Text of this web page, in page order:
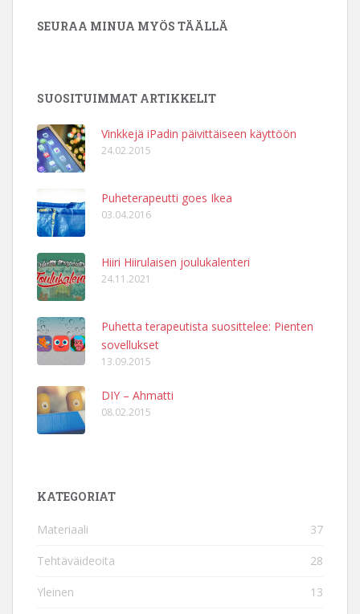
SEURAA MINUA MYÖS TÄÄLLÄ
SUOSITUIMMAT ARTIKKELIT
Vinkkejä iPadin päivittäiseen käyttöön
24.02.2015
Puheterapeutti goes Ikea
03.04.2016
Hiiri Hiirulaisen joulukalenteri
24.11.2021
Puhetta terapeutista suosittelee: Pienten
sovellukset
13.09.2015
DIY – Ahmatti
08.02.2015
KATEGORIAT
Materiaali 37
Tehtäväideoita 28
Yleinen 13